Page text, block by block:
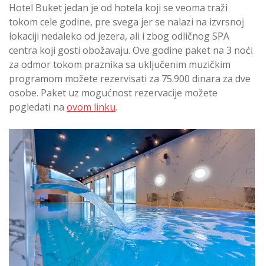
Hotel Buket jedan je od hotela koji se veoma traži
tokom cele godine, pre svega jer se nalazi na izvrsnoj
lokaciji nedaleko od jezera, ali i zbog odličnog SPA
centra koji gosti obožavaju. Ove godine paket na 3 noći
za odmor tokom praznika sa uključenim muzičkim
programom možete rezervisati za 75.900 dinara za dve
osobe. Paket uz mogućnost rezervacije možete
pogledati na ovom linku.